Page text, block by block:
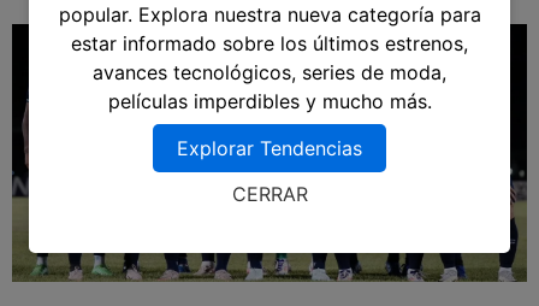
popular. Explora nuestra nueva categoría para
estar informado sobre los últimos estrenos,
avances tecnológicos, series de moda,
películas imperdibles y mucho más.
Explorar Tendencias
CERRAR